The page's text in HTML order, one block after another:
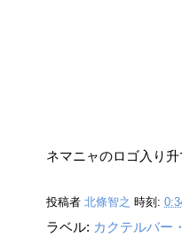
ネマニャのロゴ入り
投稿者 北條智之 時刻:
ラベル: カクテルバー